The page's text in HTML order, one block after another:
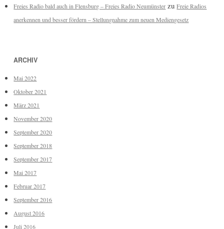
Freies Radio bald auch in Flensburg – Freies Radio Neumünster zuFreie Radios
anerkennen und besser fördern – Stellungnahme zum neuen Mediengesetz
ARCHIV
Mai 2022
Oktober 2021
März 2021
November 2020
September 2020
September 2018
September 2017
Mai 2017
Februar 2017
September 2016
August 2016
Juli 2016